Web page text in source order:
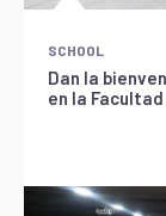
SCHOOL
Dan la
en la